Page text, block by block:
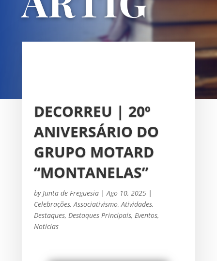
OS
DECORREU | 20º
ANIVERSÁRIO DO
GRUPO MOTARD
“MONTANELAS”
by Junta de Freguesia| Ago 10, 2025|
Celebrações, Associativismo, Atividades,
Destaques, Destaques Principais, Eventos,
Notícias